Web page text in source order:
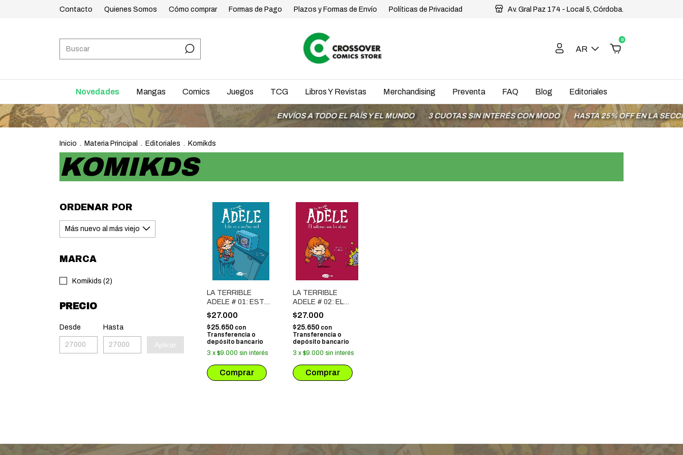
Contacto Quienes Somos Cómo comprar Formas de Pago Plazos y Formas de Envío Políticas de Privacidad Av. Gral Paz 174 - Local 5, Córdoba.
AR
0
Novedades Mangas Comics Juegos TCG Libros Y Revistas Merchandising Preventa FAQ Blog Editoriales
ENVÍOS A TODO EL PAÍS Y EL MUNDO 3 CUOTAS SIN INTERÉS CON MODO HASTA 25% OFF EN LA SECCIÓN
Inicio . Materia Principal . Editoriales . Komikds
KOMIKDS
ORDENAR POR
MARCA
Komikids (2)
PRECIO
Desde Hasta
Aplicar
LA TERRIBLE
ADELE # 01: ESTO
VA A ACABAR MAL
$27.000
$25.650 con
Transferencia o
depósito bancario
3 x $9.000 sin interés
LA TERRIBLE
ADELE # 02: EL
INFIERNO SON LOS
OTROS
$27.000
$25.650 con
Transferencia o
depósito bancario
3 x $9.000 sin interés